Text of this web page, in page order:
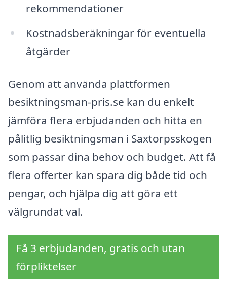
rekommendationer
Kostnadsberäkningar för eventuella
åtgärder
Genom att använda plattformen
besiktningsman-pris.se kan du enkelt
jämföra flera erbjudanden och hitta en
pålitlig besiktningsman i Saxtorpsskogen
som passar dina behov och budget. Att få
flera offerter kan spara dig både tid och
pengar, och hjälpa dig att göra ett
välgrundat val.
Få 3 erbjudanden, gratis och utan
förpliktelser